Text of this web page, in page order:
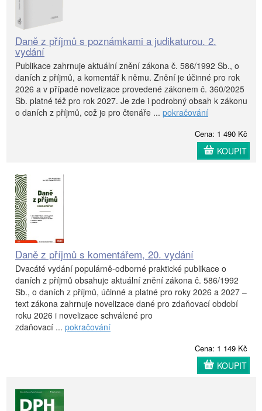
Daně z příjmů s poznámkami a judikaturou. 2.
vydání
Publikace zahrnuje aktuální znění zákona č. 586/1992 Sb., o
daních z příjmů, a komentář k němu. Znění je účinné pro rok
2026 a v případě novelizace provedené zákonem č. 360/2025
Sb. platné též pro rok 2027. Je zde i podrobný obsah k zákonu
o daních z příjmů, což je pro čtenáře ... pokračování
Cena: 1 490 Kč
KOUPIT
Daně z příjmů s komentářem, 20. vydání
Dvacáté vydání populárně-odborné praktické publikace o
daních z příjmů obsahuje aktuální znění zákona č. 586/1992
Sb., o daních z příjmů, účinné a platné pro roky 2026 a 2027 –
text zákona zahrnuje novelizace dané pro zdaňovací období
roku 2026 i novelizace schválené pro
zdaňovací ... pokračování
Cena: 1 149 Kč
KOUPIT